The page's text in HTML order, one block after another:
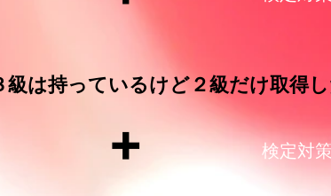
は持っているけど２級だけ取得
➕ 検定対